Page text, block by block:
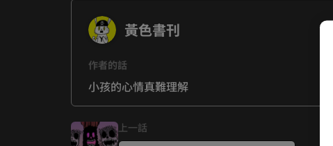
黃色書刊
作者的話
小孩的心情真難理解
上一話